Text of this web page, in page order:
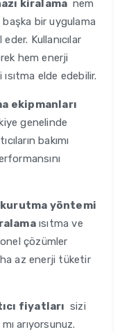
kiralama nem
başka bir uygulama
Kullanıcılar
hem enerji
elde edebilir.
ekipmanları
genelinde
bakımı
kurutma yöntemi
ısıtma ve
çözümler
az enerji tüketir
fiyatları sizi
arıyorsunuz.